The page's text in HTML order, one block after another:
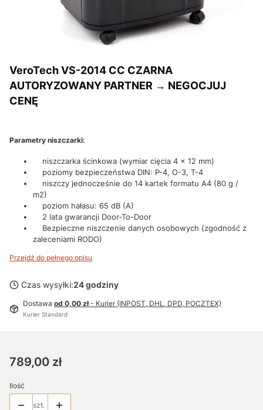
VeroTech VS-2014 CC CZARNA
AUTORYZOWANY PARTNER → NEGOCJUJ
CENĘ
Parametry niszczarki:
niszczarka ścinkowa (wymiar cięcia 4 x 12 mm)
poziomy bezpieczeństwa DIN: P-4, O-3, T-4
niszczy jednocześnie do 14 kartek formatu A4 (80 g /
m2)
poziom hałasu: 65 dB (A)
2 lata gwarancji Door-To-Door
Bezpieczne niszczenie danych osobowych (zgodność z
zaleceniami RODO)
Przejdź do pełnego opisu
Czas wysyłki:24 godziny
Dostawa od 0,00 zł- Kurier (INPOST, DHL, DPD, POCZTEX)
Kurier Standard
Cena
789,00 zł
Ilość
szt.